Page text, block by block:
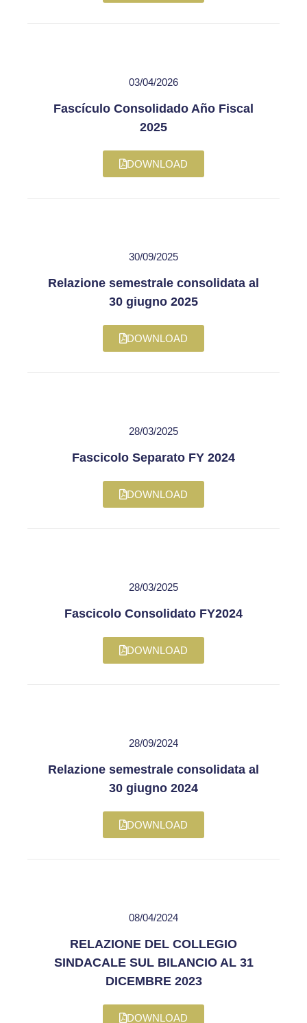
03/04/2026
Fascículo Consolidado Año Fiscal
2025
DOWNLOAD
30/09/2025
Relazione semestrale consolidata al
30 giugno 2025
DOWNLOAD
28/03/2025
Fascicolo Separato FY 2024
DOWNLOAD
28/03/2025
Fascicolo Consolidato FY2024
DOWNLOAD
28/09/2024
Relazione semestrale consolidata al
30 giugno 2024
DOWNLOAD
08/04/2024
RELAZIONE DEL COLLEGIO
SINDACALE SUL BILANCIO AL 31
DICEMBRE 2023
DOWNLOAD